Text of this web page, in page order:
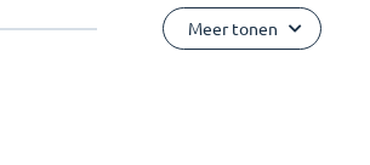
Meer tonen